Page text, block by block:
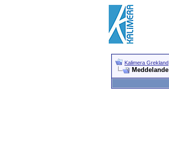
Kalimera Grekland
Meddelande